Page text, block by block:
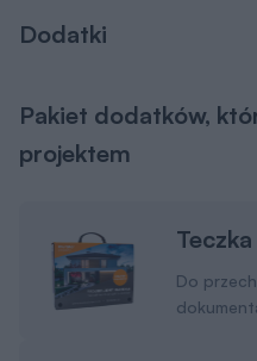
Dodatki
Pakiet dodatków,
projektem
Do